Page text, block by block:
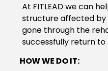
At FITLEAD we can
structure affected by
gone through the
successfully return to
HOW WE DO IT: